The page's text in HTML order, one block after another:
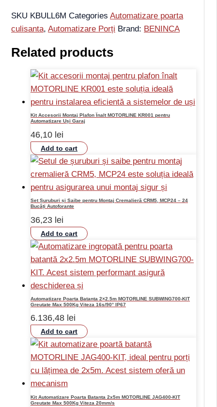
SKU KBULL6M Categories Automatizare poarta
culisanta, Automatizare Porți Brand: BENINCA
Related products
Kit Accesorii Montaj Plafon Înalt MOTORLINE KR001 pentru
Automatizare Uși Garaj
46,10 lei
Add to cart
Set Șuruburi și Saibe pentru Montaj Cremalieră CRM5, MCP24 – 24
Bucăți Autoforante
36,23 lei
Add to cart
Automatizare Poarta Batanta 2×2.5m MOTORLINE SUBWING700-KIT
Greutate Max 500Kg Viteza 16s/90° IP67
6.136,48 lei
Add to cart
Kit Automatizare Poarta Batanta 2x5m MOTORLINE JAG400-KIT
Greutate Max 500Kg Viteza 20mm/s